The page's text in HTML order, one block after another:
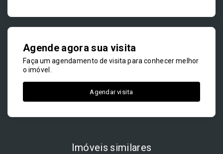
Agende agora sua visita
Faça um agendamento de visita para conhecer melhor
o imóvel.
Agendar visita
Imóveis similares